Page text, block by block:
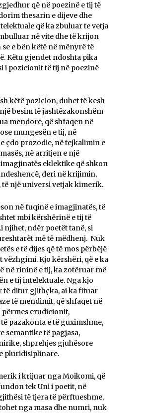
që në poezinë e tij të
thesarin e dijeve dhe
që ka zbuluar te vetja
në vite dhe të krijon
e bën këtë në mënyrë të
Këtu gjendet ndoshta pika
i pozicionit të tij në poezinë
këtë pozicion, duhet të kesh
besim të jashtëzakonshëm
mendore, që shfaqen në
mungesën e tij, në
çdo prozodie, në tejkalimin e
në arritjen e një
eklektike që shkon
deri në krijimin,
të një universi vetjak kimerik.
në fuqinë e imagjinatës, të
mbi kërshërinë e tij të
njihet, ndër poetët tanë, si
më të mëdhenj. Nuk
e të dijes që të mos përbëjë
vëzhgimi. Kjo kërshëri, që e ka
në rininë e tij, ka zotëruar më
e tij intelektuale. Nga kjo
të ditur gjithçka, ai ka fituar
të mendimit, që shfaqet në
përmes erudicionit,
pazakonta e të guximshme,
semantike të pagjasa,
shprehjes gjuhësore
pluridisiplinare.
i krijuar nga Moikomi, që
tek Uni i poetit, në
të tjera të përftueshme,
nga masa dhe numri, nuk